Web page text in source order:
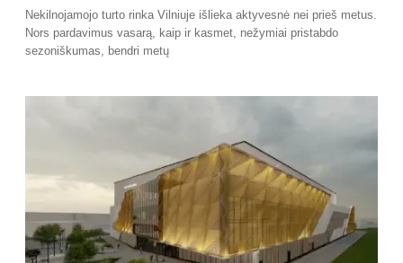
Nekilnojamojo turto rinka Vilniuje išlieka aktyvesnė nei prieš metus.
Nors pardavimus vasarą, kaip ir kasmet, nežymiai pristabdo
sezoniškumas, bendri metų